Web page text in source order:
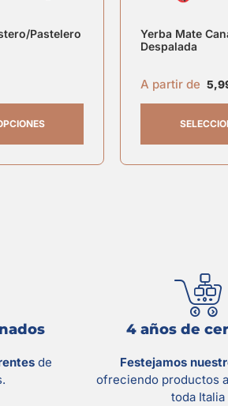
Pastelero
Yerba Mate
Despalada
A partir de
de
4 años de
Festejamos
ofreciendo productos
toda Italia